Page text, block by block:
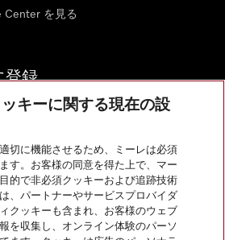
Center を見る
登録
キーに関する現在の設
切に機能させるため、ミーレは必須
す。お客様の同意を得た上で、マー
的で非必須クッキーおよび追跡技術
、パートナーやサービスプロバイダ
クッキーも含まれ、お客様のウェブ
を収集し、オンライン体験のパーソ